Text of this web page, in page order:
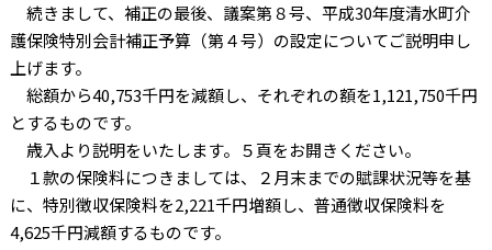
続きまして、補正の最後、議案第８号、平成30年度清水町介
護保険特別会計補正予算（第４号）の設定についてご説明申し
上げます。
総額から40,753千円を減額し、それぞれの額を1,121,750千円
とするものです。
歳入より説明をいたします。５頁をお開きください。
１款の保険料につきましては、２月末までの賦課状況等を基
に、特別徴収保険料を2,221千円増額し、普通徴収保険料を
4,625千円減額するものです。